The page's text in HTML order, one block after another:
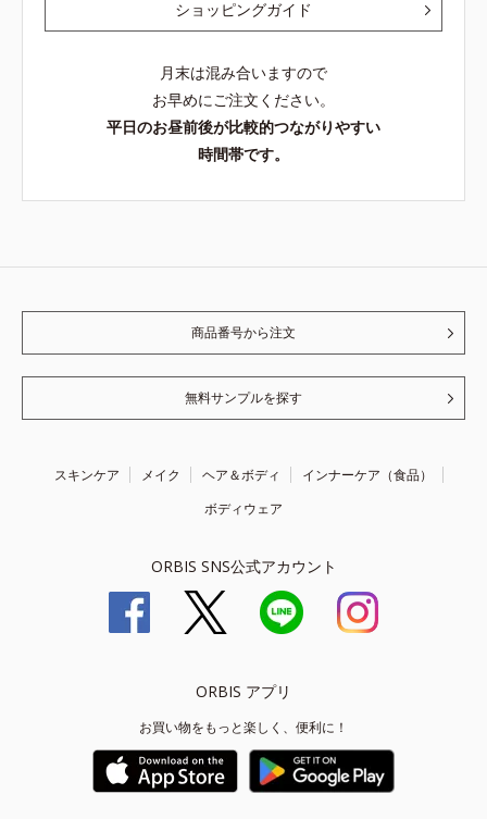
ショッピングガイド
月末は混み合いますので
お早めにご注文ください。
平日のお昼前後が比較的つながりやすい
時間帯です。
商品番号から注文
無料サンプルを探す
スキンケア メイク ヘア＆ボディ
インナーケア（食品）
ボディウェア
ORBIS SNS公式アカウント
ORBIS アプリ
お買い物をもっと楽しく、便利に！